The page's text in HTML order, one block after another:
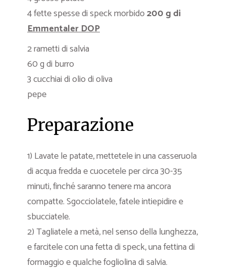
4 fette spesse di speck morbido200 g di
Emmentaler DOP
2 rametti di salvia
60 g di burro
3 cucchiai di olio di oliva
pepe
Preparazione
1) Lavate le patate, mettetele in una casseruola
di acqua fredda e cuocetele per circa 30-35
minuti, finché saranno tenere ma ancora
compatte. Sgocciolatele, fatele intiepidire e
sbucciatele.
2) Tagliatele a metà, nel senso della lunghezza,
e farcitele con una fetta di speck, una fettina di
formaggio e qualche fogliolina di salvia.